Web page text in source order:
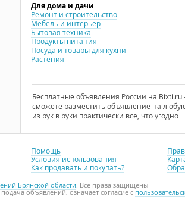
Для дома и дачи
Ремонт и строительство
Мебель и интерьер
Бытовая техника
Продукты питания
Посуда и товары для кухни
Растения
Бесплатные объявления России на
сможете разместить объявление на
из рук в руки практически все, что угодно
Помощь
Условия использования
Как продавать и покупать?
Брянской области. Все права защищены
объявлений, означает согласие с